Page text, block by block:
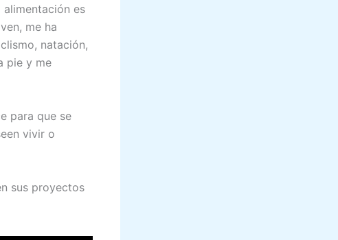
es
me ha
natación,
pie y me
para que se
vivir o
sus proyectos